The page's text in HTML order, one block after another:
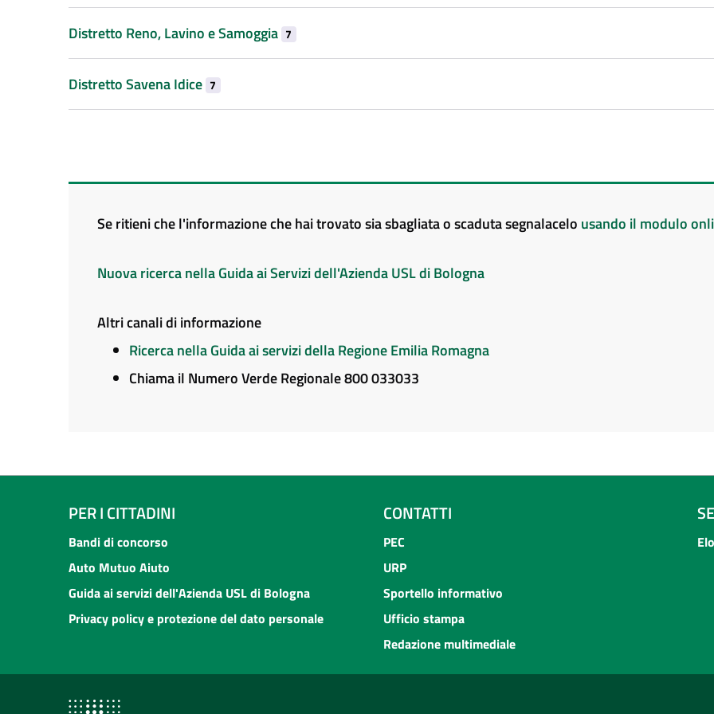
Distretto Reno, Lavino e Samoggia 7
Distretto Savena Idice 7
Se ritieni che l'informazione che hai trovato sia sbagliata o scaduta segnalacelo usando il modulo
Nuova ricerca nella Guida ai Servizi dell'Azienda USL di Bologna
Altri canali di informazione
Ricerca nella Guida ai servizi della Regione Emilia Romagna
Chiama il Numero Verde Regionale 800 033033
PER I CITTADINI
Bandi di concorso
Auto Mutuo Aiuto
Guida ai servizi dell'Azienda USL di Bologna
Privacy policy e protezione del dato personale
CONTATTI
PEC
URP
Sportello informativo
Ufficio stampa
Redazione multimediale